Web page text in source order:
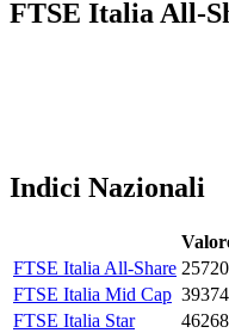
FTSE Italia All-
Indici Nazionali
FTSE Italia All-Share 25720
FTSE Italia Mid Cap 39374
FTSE Italia Star
46268